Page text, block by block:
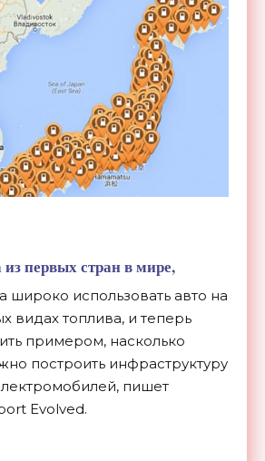
первых стран в мире,
широко использовать авто на
видах топлива, и теперь
примером, насколько
построить инфраструктуру
пишет
Еvolved.